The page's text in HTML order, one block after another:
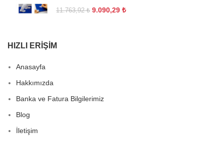
11.763,92₺ 9.090,29 ₺
HIZLI ERIŞIM
Anasayfa
Hakkımızda
Banka ve Fatura Bilgilerimiz
Blog
İletişim